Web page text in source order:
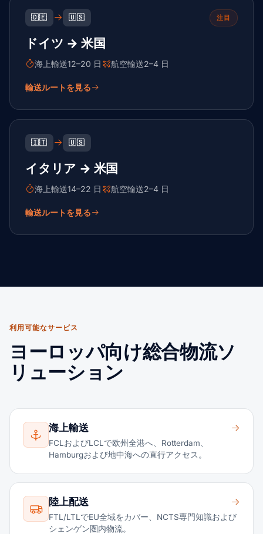
🇩🇪 🇺🇸 注目
ドイツ → 米国
海上輸送12–20 日 航空輸送2–4 日
輸送ルートを見る
🇮🇹 🇺🇸
イタリア → 米国
海上輸送14–22 日 航空輸送2–4 日
輸送ルートを見る
利用可能なサービス
ヨーロッパ向け総合物流ソ
リューション
海上輸送
FCLおよびLCLで欧州全港へ、Rotterdam、
Hamburgおよび地中海への直行アクセス。
陸上配送
FTL/LTLでEU全域をカバー、NCTS専門知識および
シェンゲン圏内物流。